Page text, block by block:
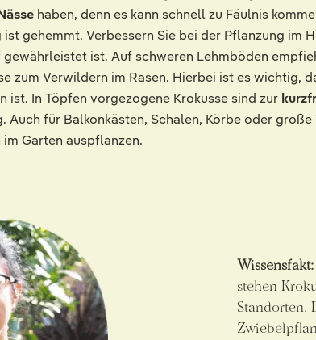
haben, denn es kann schnell zu Fäulnis
gehemmt. Verbessern Sie bei der Pflanzung im
ist. Auf schweren Lehmböden
zum Verwildern im Rasen. Hierbei ist es wichtig,
ist. In Töpfen vorgezogene Krokusse sind zur
Auch für Balkonkästen, Schalen, Körbe oder
Garten auspflanzen.
Wissensfakt:
stehen
Standorten.